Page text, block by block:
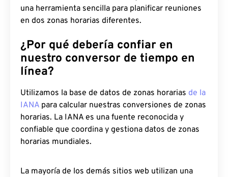
una herramienta sencilla para planificar reuniones
en dos zonas horarias diferentes.
¿Por qué debería confiar en
nuestro conversor de tiempo en
línea?
Utilizamos la base de datos de zonas horarias de la
IANA para calcular nuestras conversiones de zonas
horarias. La IANA es una fuente reconocida y
confiable que coordina y gestiona datos de zonas
horarias mundiales.
La mayoría de los demás sitios web utilizan una